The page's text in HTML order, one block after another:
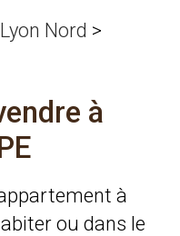
Nord >
à
à
ou dans le